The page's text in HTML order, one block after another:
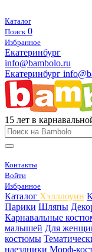
Каталог
Поиск 0
Избранное
Екатеринбург
info@bambolo.ru
Екатеринбург
15 лет в
Контакты
Войти
Избранное
Каталог Хэлллоуин
Парики Шляпы
Карнавальные
малышей Для
костюмы
наездники Морф-